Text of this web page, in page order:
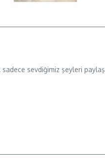
sevdiğimiz şeyleri